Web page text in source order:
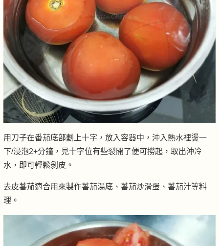
用刀子在番茄底部劃上十字，放入容器中，沖入熱水裡燙一
下/浸泡2+分鐘，見十字位有些裂開了便可撈起，取出沖冷
水，即可輕鬆剝皮。
去皮蕃茄適合用來製作蕃茄湯底、蕃茄炒滑蛋、蕃茄汁等料
理。